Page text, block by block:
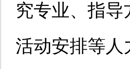
究专业、指
活动安排等